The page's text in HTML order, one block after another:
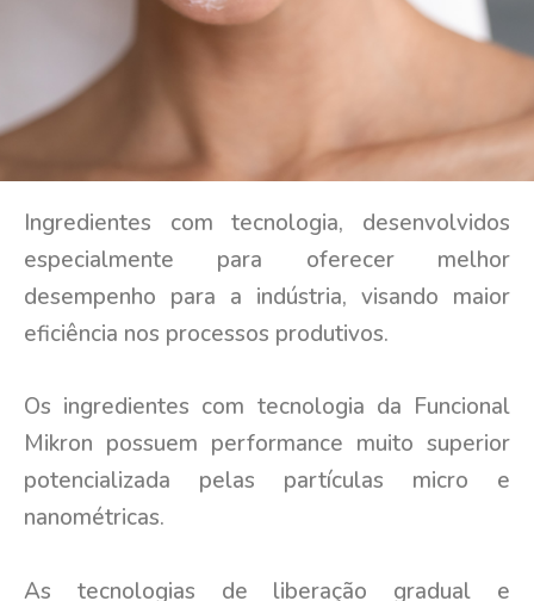
Ingredientes com tecnologia, desenvolvidos
especialmente para oferecer melhor
desempenho para a indústria, visando maior
eficiência nos processos produtivos.
Os ingredientes com tecnologia da Funcional
Mikron possuem performance muito superior
potencializada pelas partículas micro e
nanométricas.
As tecnologias de liberação gradual e